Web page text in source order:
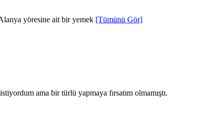
yöresine ait bir yemek [Tümünü Gör]
ama bir türlü yapmaya fırsatım olmamıştı.